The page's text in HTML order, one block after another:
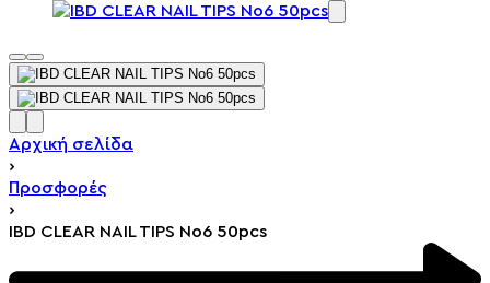
Αρχική σελίδα
›
Προσφορές
›
IBD CLEAR NAIL TIPS No6 50pcs